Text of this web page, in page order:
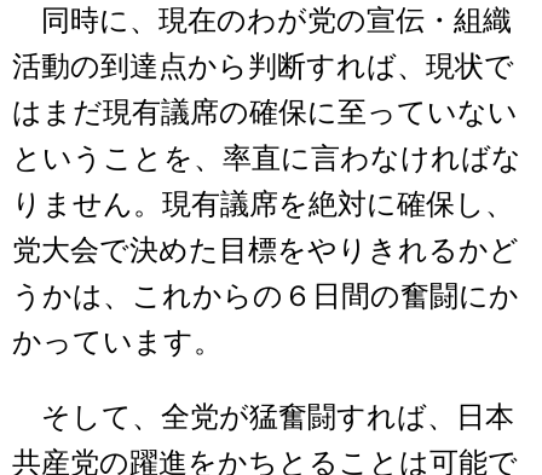
同時に、現在のわが党の宣伝・組織
活動の到達点から判断すれば、現状で
はまだ現有議席の確保に至っていない
ということを、率直に言わなければな
りません。現有議席を絶対に確保し、
党大会で決めた目標をやりきれるかど
うかは、これからの６日間の奮闘にか
かっています。
そして、全党が猛奮闘すれば、日本
共産党の躍進をかちとることは可能で